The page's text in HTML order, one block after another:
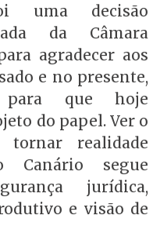
uma decisão
da Câmara
agradecer aos
e no presente,
para que hoje
do papel. Ver o
tornar realidade
Canário segue
jurídica,
e visão de